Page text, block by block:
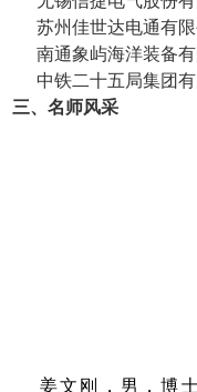
苏州佳世达电通有限
南通象屿海洋装备
中铁二十五局集团
三、名师风采
姜文刚，男，博